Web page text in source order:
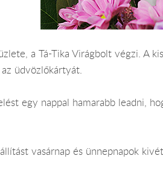
a Tá-Tika Virágbolt végzi. A
üdvözlőkártyát.
egy nappal hamarabb leadni,
vasárnap és ünnepnapok